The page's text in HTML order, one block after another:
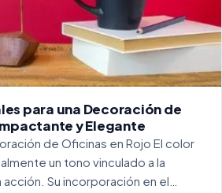
para una Decoración de
y Elegante
de Oficinas en Rojo El color
un tono vinculado a la
acción. Su incorporación en el